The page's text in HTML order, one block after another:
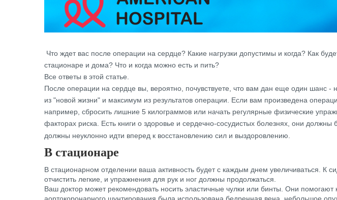
Что ждет вас после операции на сердце? Какие нагрузки допустимы и когда? Как
стационаре и дома? Что и когда можно есть и пить?
Все ответы в этой статье.
После операции на сердце вы, вероятно, почувствуете, что вам дан еще один шанс
из "новой жизни" и максимум из результатов операции. Если вам произведена
например, сбросить лишние 5 килограммов или начать регулярные физические
факторах риска. Есть книги о здоровье и сердечно-сосудистых болезнях, они
должны неуклонно идти вперед к восстановлению сил и выздоровлению.
В стационаре
В стационарном отделении ваша активность будет с каждым днем увеличиваться. К
отчистить легкие, и упражнения для рук и ног должны продолжаться.
Ваш доктор может рекомендовать носить эластичные чулки или бинты. Они